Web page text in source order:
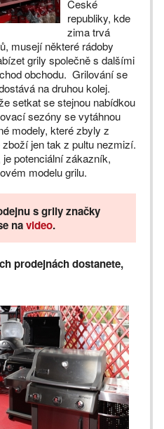
České
republiky, kde
zima trvá
musejí některé rádoby
grily společně s dalšími
obchodu. Grilování se
na druhou kolej.
setkat se stejnou nabídkou
sezóny se vytáhnou
modely, které zbyly z
jen tak z pultu nezmizí.
potenciální zákazník,
modelu grilu.
s grily značky
navideo.
prodejnách dostanete,